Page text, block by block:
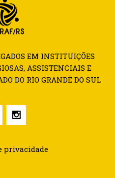
EM INSTITUIÇÕES
ASSISTENCIAIS E
DO RIO GRANDE DO SUL
privacidade